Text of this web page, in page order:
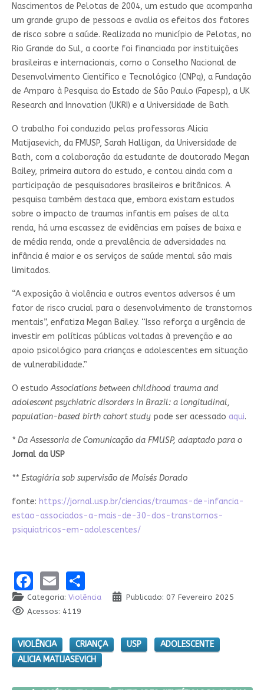
Nascimentos de Pelotas de 2004, um estudo que acompanha
um grande grupo de pessoas e avalia os efeitos dos fatores
de risco sobre a saúde. Realizada no município de Pelotas, no
Rio Grande do Sul, a coorte foi financiada por instituições
brasileiras e internacionais, como o Conselho Nacional de
Desenvolvimento Científico e Tecnológico (CNPq), a Fundação
de Amparo à Pesquisa do Estado de São Paulo (Fapesp), a UK
Research and Innovation (UKRI) e a Universidade de Bath.
O trabalho foi conduzido pelas professoras Alicia
Matijasevich, da FMUSP, Sarah Halligan, da Universidade de
Bath, com a colaboração da estudante de doutorado Megan
Bailey, primeira autora do estudo, e contou ainda com a
participação de pesquisadores brasileiros e britânicos. A
pesquisa também destaca que, embora existam estudos
sobre o impacto de traumas infantis em países de alta
renda, há uma escassez de evidências em países de baixa e
de média renda, onde a prevalência de adversidades na
infância é maior e os serviços de saúde mental são mais
limitados.
“A exposição à violência e outros eventos adversos é um
fator de risco crucial para o desenvolvimento de transtornos
mentais”, enfatiza Megan Bailey. “Isso reforça a urgência de
investir em políticas públicas voltadas à prevenção e ao
apoio psicológico para crianças e adolescentes em situação
de vulnerabilidade.”
O estudoAssociations between childhood trauma and
adolescent psychiatric disorders in Brazil: a longitudinal,
population-based birth cohort study pode ser acessado aqui.
* Da Assessoria de Comunicação da FMUSP, adaptado para o
Jornal da USP
** Estagiária sob supervisão de Moisés Dorado
fonte: https://jornal.usp.br/ciencias/traumas-de-infancia-
estao-associados-a-mais-de-30-dos-transtornos-
psiquiatricos-em-adolescentes/
Facebook
EmailShare
Categoria: Violência
Publicado: 07 Fevereiro 2025
Acessos: 4119
VIOLÊNCIA CRIANÇA USP
ADOLESCENTE
ALICIA MATIJASEVICH